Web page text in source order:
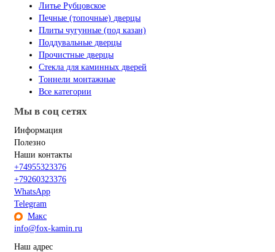
Литье Рубцовское
Печные (топочные) дверцы
Плиты чугунные (под казан)
Поддувальные дверцы
Прочистные дверцы
Стекла для каминных дверей
Тоннели монтажные
Все категории
Мы в соц сетях
Информация
Полезно
Наши контакты
+74955323376
+79260323376
WhatsApp
Telegram
Макс
info@fox-kamin.ru
Наш адрес